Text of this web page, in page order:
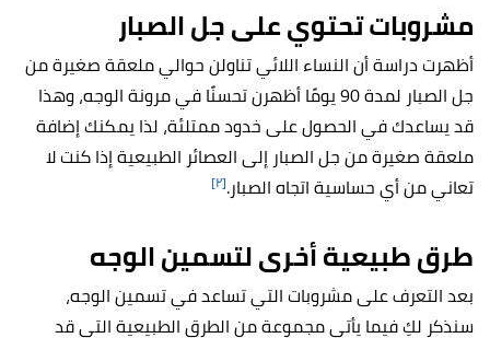
مشروبات تحتوي على جل الصبار
أظهرت دراسة أن النساء اللائي تناولن حوالي ملعقة صغيرة من
جل الصبار لمدة 90 يومًا أظهرن تحسنًا في مرونة الوجه، وهذا
قد يساعدك في الحصول على خدود ممتلئة، لذا يمكنك إضافة
ملعقة صغيرة من جل الصبار إلى العصائر الطبيعية إذا كنت لا
تعاني من أي حساسية اتجاه الصبار.[٢]
طرق طبيعية أخرى لتسمين الوجه
بعد التعرف على مشروبات التي تساعد في تسمين الوجه،
سنذكر لكِ فيما يأتي مجموعة من الطرق الطبيعية التي قد